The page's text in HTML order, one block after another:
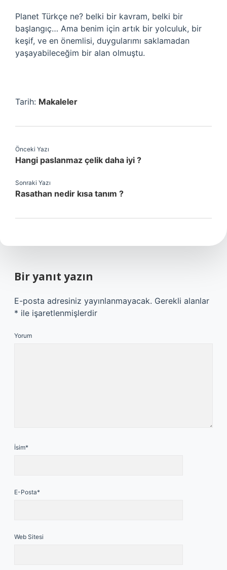
Planet Türkçe ne? belki bir kavram, belki bir
başlangıç… Ama benim için artık bir yolculuk, bir
keşif, ve en önemlisi, duygularımı saklamadan
yaşayabileceğim bir alan olmuştu.
Tarih: Makaleler
Önceki Yazı
Hangi paslanmaz çelik daha iyi ?
Sonraki Yazı
Rasathan nedir kısa tanım ?
Bir yanıt yazın
E-posta adresiniz yayınlanmayacak. Gerekli alanlar
* ile işaretlenmişlerdir
Yorum
İsim*
E-Posta*
Web Sitesi